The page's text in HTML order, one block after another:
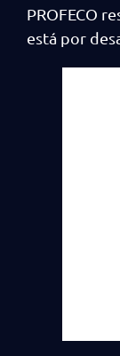
PROFECO
está por